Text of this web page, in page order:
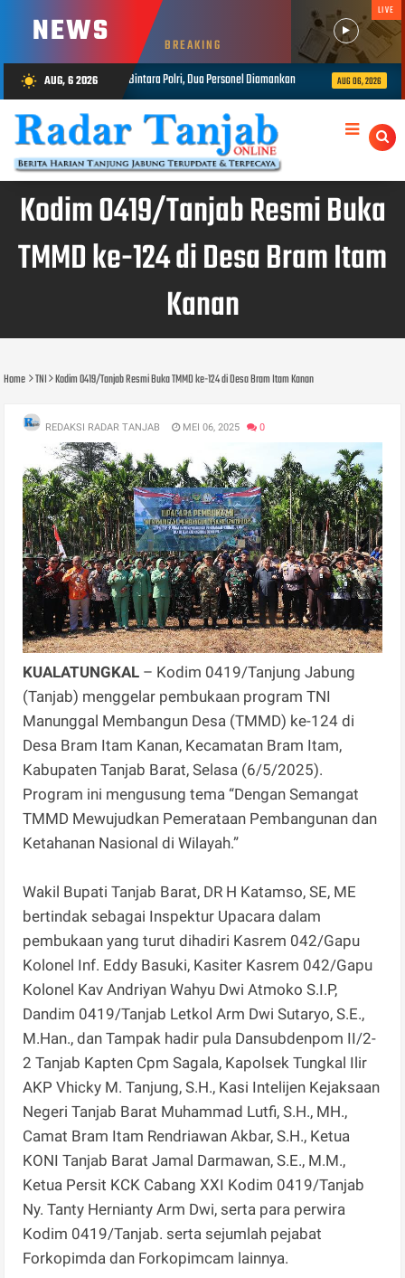
NEWS BREAKING
LIVE
wb_sunny AUG, 6 2026
Bintara Polri, Dua Personel Diamankan AUG 06, 2026 Kasrem 042/Gapu Pimpin
Kodim 0419/Tanjab Resmi Buka
TMMD ke-124 di Desa Bram Itam
Kanan
Home TNI Kodim 0419/Tanjab Resmi Buka TMMD ke-124 di Desa Bram Itam Kanan
REDAKSI RADAR TANJAB MEI 06, 2025 0
KUALATUNGKAL – Kodim 0419/Tanjung Jabung
(Tanjab) menggelar pembukaan program TNI
Manunggal Membangun Desa (TMMD) ke-124 di
Desa Bram Itam Kanan, Kecamatan Bram Itam,
Kabupaten Tanjab Barat, Selasa (6/5/2025).
Program ini mengusung tema “Dengan Semangat
TMMD Mewujudkan Pemerataan Pembangunan dan
Ketahanan Nasional di Wilayah.”
Wakil Bupati Tanjab Barat, DR H Katamso, SE, ME
bertindak sebagai Inspektur Upacara dalam
pembukaan yang turut dihadiri Kasrem 042/Gapu
Kolonel Inf. Eddy Basuki, Kasiter Kasrem 042/Gapu
Kolonel Kav Andriyan Wahyu Dwi Atmoko S.I.P,
Dandim 0419/Tanjab Letkol Arm Dwi Sutaryo, S.E.,
M.Han., dan Tampak hadir pula Dansubdenpom II/2-
2 Tanjab Kapten Cpm Sagala, Kapolsek Tungkal Ilir
AKP Vhicky M. Tanjung, S.H., Kasi Intelijen Kejaksaan
Negeri Tanjab Barat Muhammad Lutfi, S.H., MH.,
Camat Bram Itam Rendriawan Akbar, S.H., Ketua
KONI Tanjab Barat Jamal Darmawan, S.E., M.M.,
Ketua Persit KCK Cabang XXI Kodim 0419/Tanjab
Ny. Tanty Hernianty Arm Dwi, serta para perwira
Kodim 0419/Tanjab. serta sejumlah pejabat
Forkopimda dan Forkopimcam lainnya.